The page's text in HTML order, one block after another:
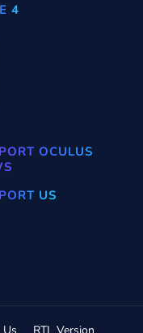
4
OCULUS
US
RTL Version